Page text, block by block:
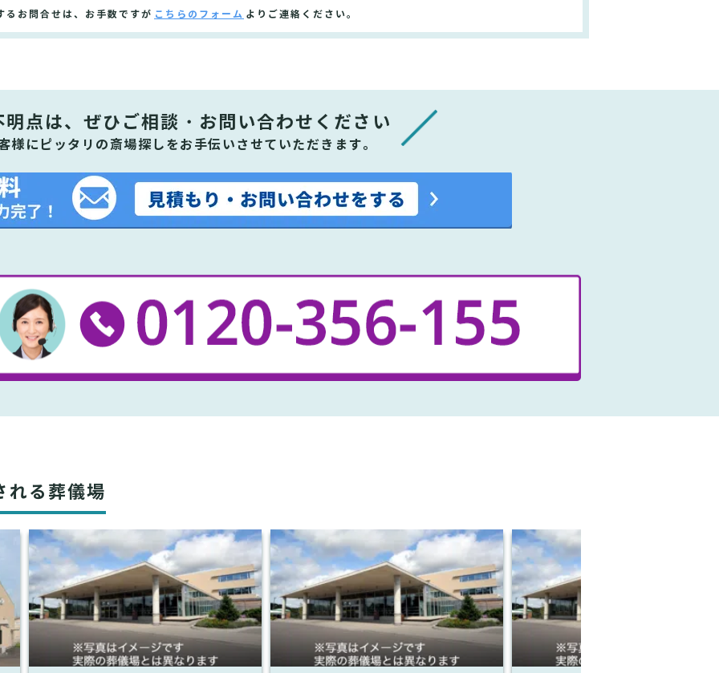
るお問合せは、お手数ですが こちらのフォーム よりご連絡ください。
明点は、ぜひ ご相談・お問い合わせください
様にピッタリの斎場探しをお手伝いさせていただきます。
れる葬儀場